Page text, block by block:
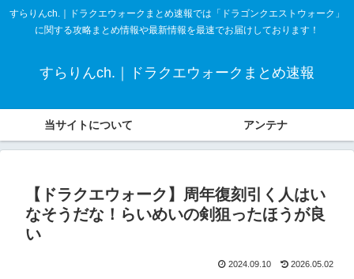
すらりんch.｜ドラクエウォークまとめ速報では「ドラゴンクエストウォーク」
に関する攻略まとめ情報や最新情報を最速でお届けしております！
すらりんch.｜ドラクエウォークまとめ速報
当サイトについて アンテナ
【ドラクエウォーク】周年復刻引く人はい
なそうだな！らいめいの剣狙ったほうが良
い
2024.09.10 2026.05.02